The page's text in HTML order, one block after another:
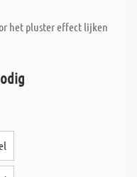
het pluster effect lijken